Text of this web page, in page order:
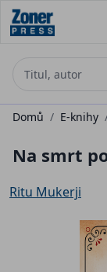
Domů / E-knihy
Na smrt
Ritu Mukerji